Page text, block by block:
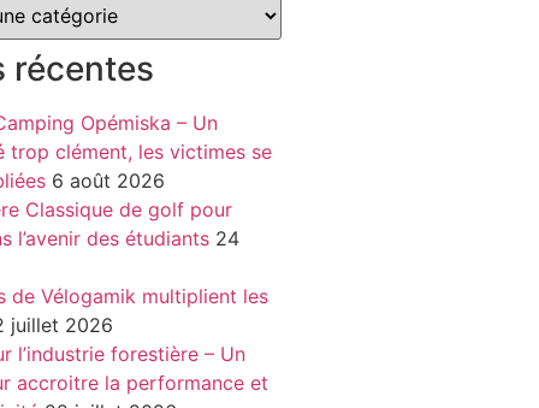
récentes
Opémiska – Un
trop clément, les victimes se
6 août 2026
Classique de golf pour
l’avenir des étudiants 24
de Vélogamik multiplient les
juillet 2026
l’industrie forestière – Un
accroitre la performance et